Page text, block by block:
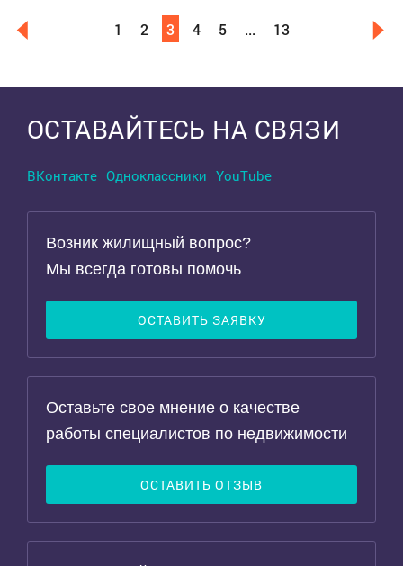
1 2 3 4 5 ... 13
ОСТАВАЙТЕСЬ НА СВЯЗИ
ВКонтакте Одноклассники YouTube
Возник жилищный вопрос?
Мы всегда готовы помочь
ОСТАВИТЬ ЗАЯВКУ
Оставьте свое мнение о качестве
работы специалистов по недвижимости
ОСТАВИТЬ ОТЗЫВ